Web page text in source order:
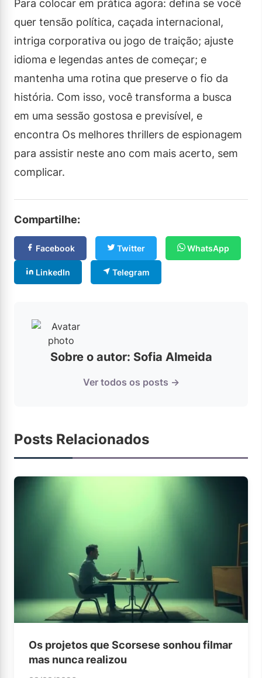
Para colocar em prática agora: defina se você
quer tensão política, caçada internacional,
intriga corporativa ou jogo de traição; ajuste
idioma e legendas antes de começar; e
mantenha uma rotina que preserve o fio da
história. Com isso, você transforma a busca
em uma sessão gostosa e previsível, e
encontra Os melhores thrillers de espionagem
para assistir neste ano com mais acerto, sem
complicar.
Compartilhe:
Facebook Twitter WhatsApp
LinkedIn Telegram
Sobre o autor: Sofia Almeida
Ver todos os posts →
Posts Relacionados
Os projetos que Scorsese sonhou filmar
mas nunca realizou